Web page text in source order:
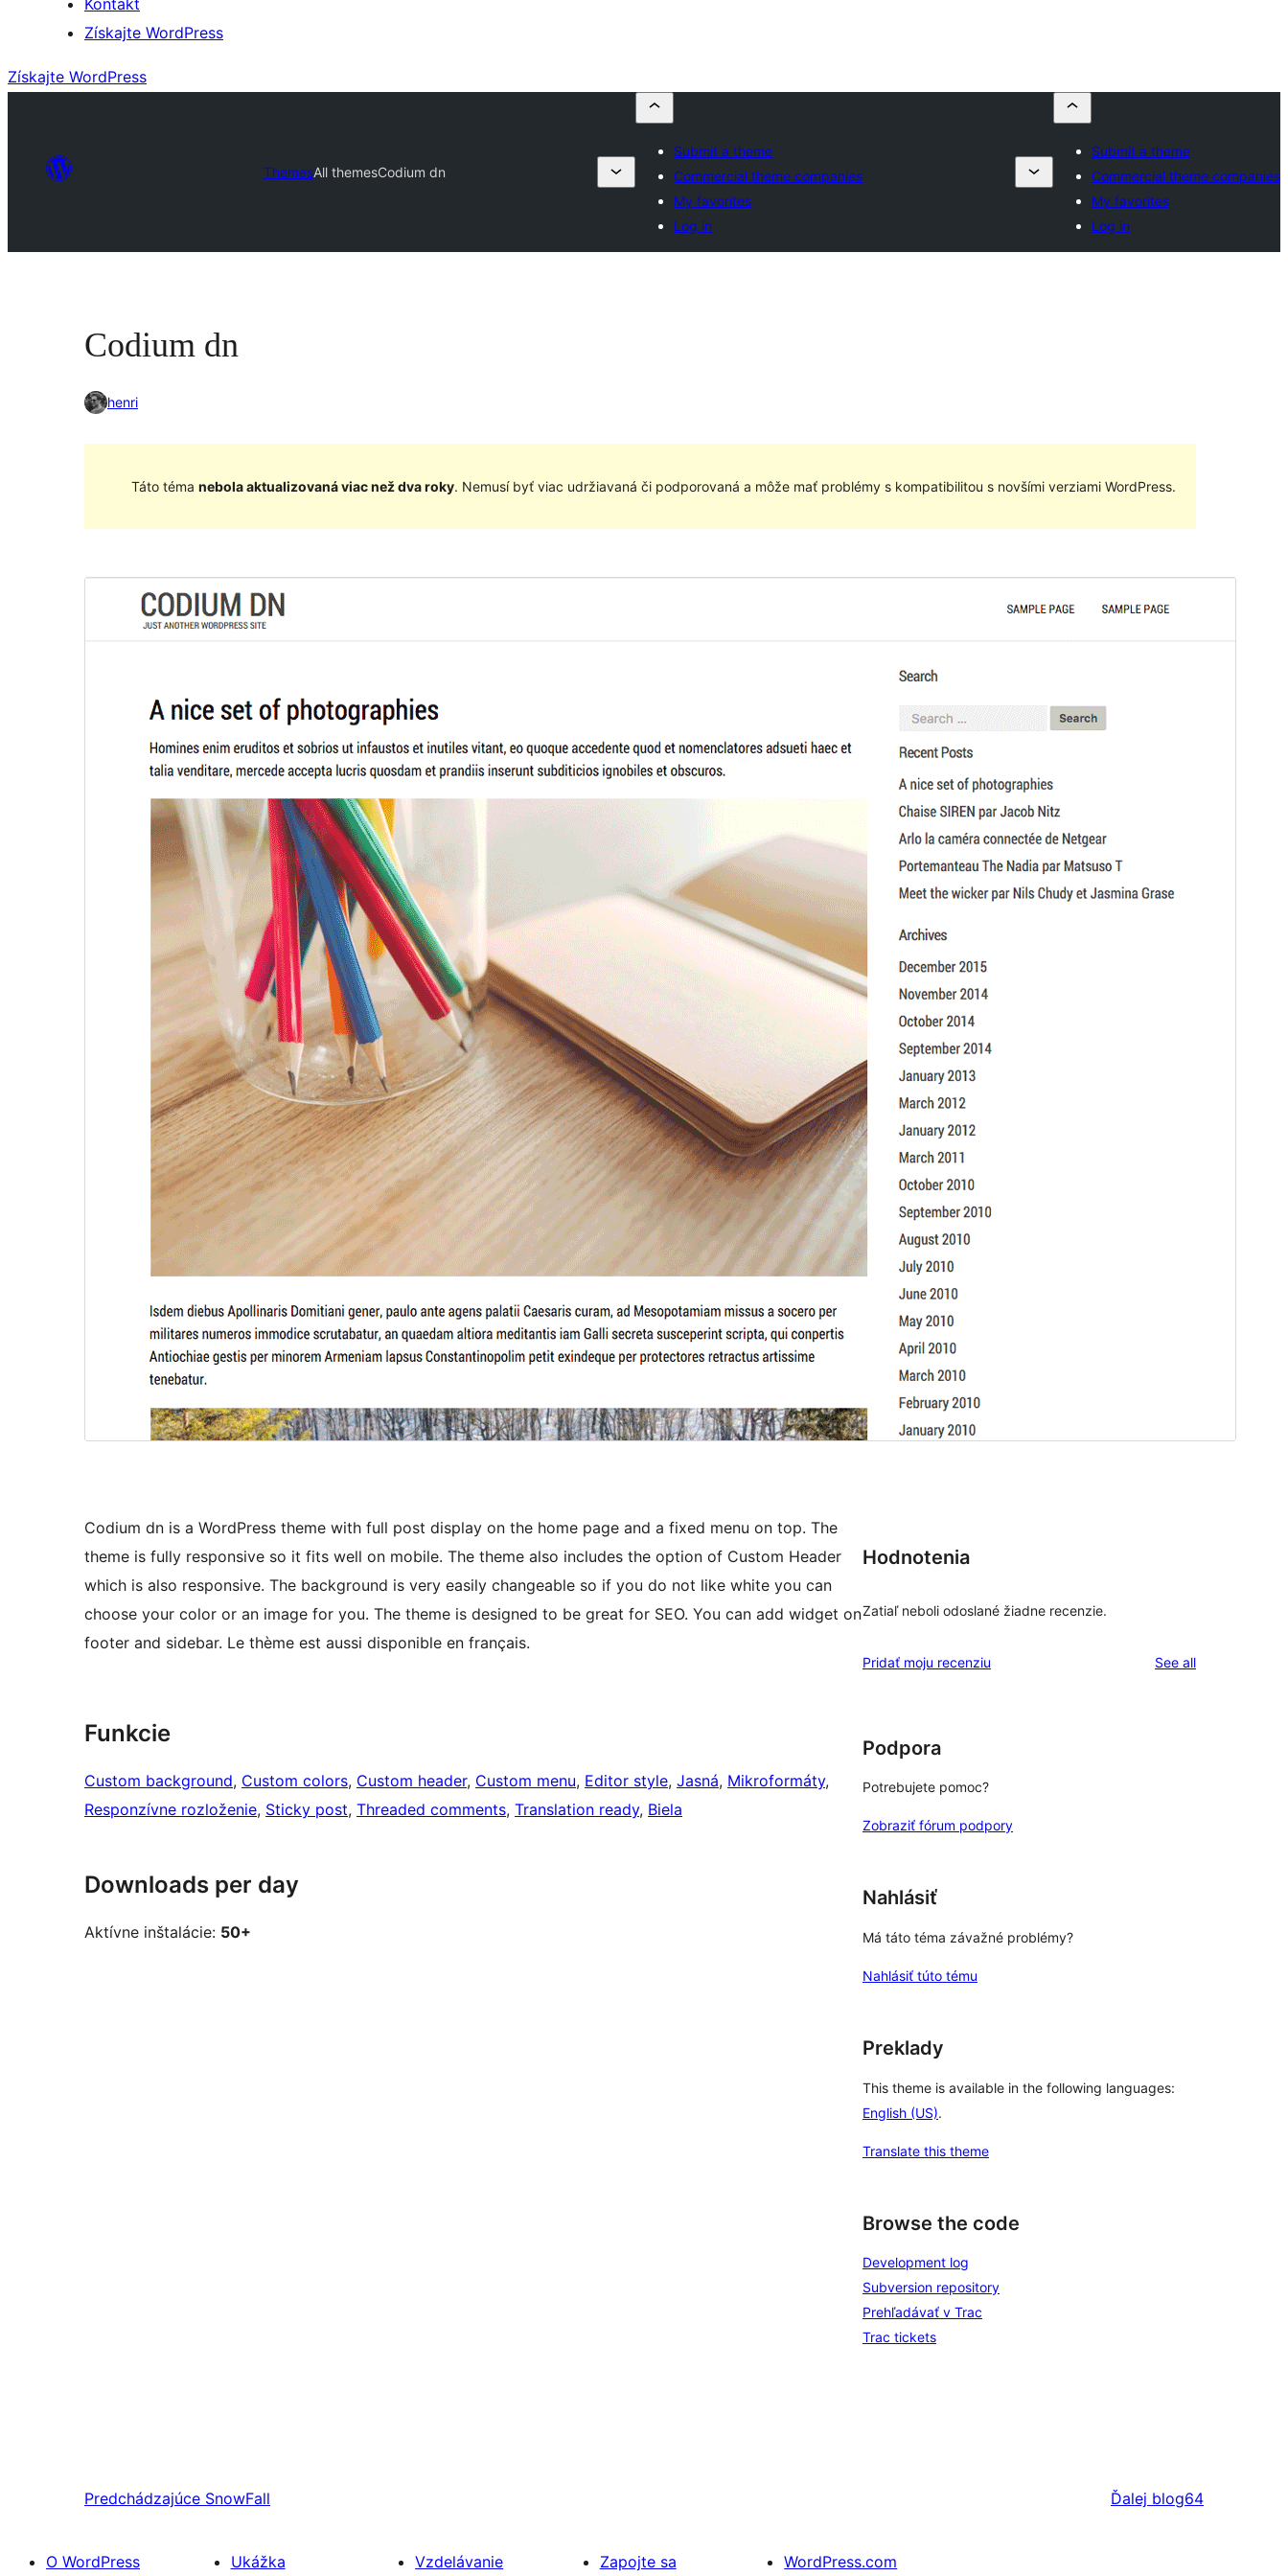
Kontakt
Získajte WordPress
Získajte WordPress
ThemesAll themesCodium dn
Submit a theme
Commercial theme companies
My favorites
Log in
Submit a theme
Commercial theme companies
My favorites
Log in
Codium dn
henri
Táto téma nebola aktualizovaná viac než dva roky. Nemusí byť viac udržiavaná či podporovaná a môže mať problémy s kompatibilitou s novšími verziami WordPress.
Active installations
Codium dn is a WordPress theme with full post display on the home page and a fixed menu on top. The
theme is fully responsive so it fits well on mobile. The theme also includes the option of Custom Header
which is also responsive. The background is very easily changeable so if you do not like white you can
choose your color or an image for you. The theme is designed to be great for SEO. You can add widget on
footer and sidebar. Le thème est aussi disponible en français.
Funkcie
Custom background, Custom colors, Custom header, Custom menu, Editor style, Jasná, Mikroformáty
Responzívne rozloženie, Sticky post, Threaded comments, Translation ready, Biela
Downloads per day
Aktívne inštalácie: 50+
Hodnotenia
Zatiaľ neboli odoslané žiadne recenzie.
Pridať moju recenziu See allreviews
Podpora
Potrebujete pomoc?
Zobraziť fórum podpory
Nahlásiť
Má táto téma závažné problémy?
Nahlásiť túto tému
Preklady
This theme is available in the following languages:
English (US).
Translate this theme
Browse the code
Development log
Subversion repository
Prehľadávať v Trac
Trac tickets
Predchádzajúce SnowFall Ďalej blog64
O WordPress Ukážka Vzdelávanie Zapojte sa WordPress.com